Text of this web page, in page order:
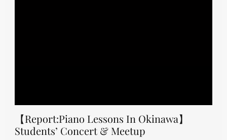
【Report:Piano Lessons In Okinawa】
Students’ Concert & Meetup